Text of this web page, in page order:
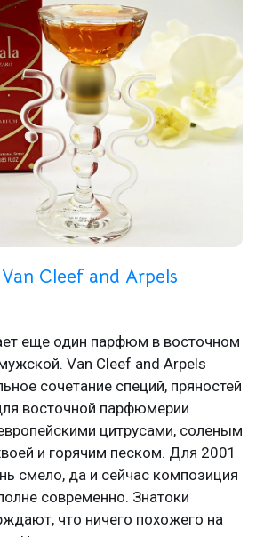
Cleef and Arpels
еще один парфюм в восточном
Van Cleef and Arpels
сочетание специй, пряностей
восточной парфюмерии
цитрусами, соленым
и горячим песком. Для 2001
смело, да и сейчас композиция
современно. Знатоки
что ничего похожего на